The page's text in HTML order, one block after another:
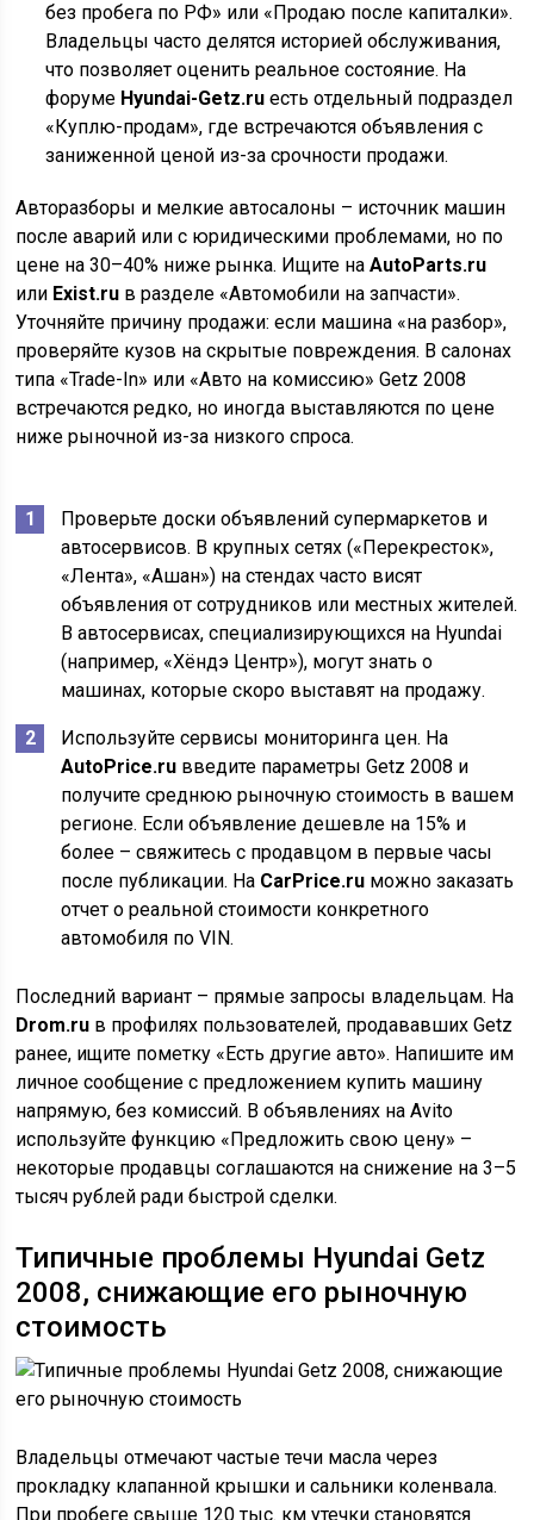
без пробега по РФ» или «Продаю после капиталки».
Владельцы часто делятся историей обслуживания,
что позволяет оценить реальное состояние. На
форуме Hyundai-Getz.ru есть отдельный подраздел
«Куплю-продам», где встречаются объявления с
заниженной ценой из-за срочности продажи.
Авторазборы и мелкие автосалоны – источник машин
после аварий или с юридическими проблемами, но по
цене на 30–40% ниже рынка. Ищите наAutoParts.ru
или Exist.ru в разделе «Автомобили на запчасти».
Уточняйте причину продажи: если машина «на разбор»,
проверяйте кузов на скрытые повреждения. В салонах
типа «Trade-In» или «Авто на комиссию» Getz 2008
встречаются редко, но иногда выставляются по цене
ниже рыночной из-за низкого спроса.
Проверьте доски объявлений супермаркетов и
автосервисов. В крупных сетях («Перекресток»,
«Лента», «Ашан») на стендах часто висят
объявления от сотрудников или местных жителей.
В автосервисах, специализирующихся на Hyundai
(например, «Хёндэ Центр»), могут знать о
машинах, которые скоро выставят на продажу.
Используйте сервисы мониторинга цен. На
AutoPrice.ru введите параметры Getz 2008 и
получите среднюю рыночную стоимость в вашем
регионе. Если объявление дешевле на 15% и
более – свяжитесь с продавцом в первые часы
после публикации. На CarPrice.ru можно заказать
отчет о реальной стоимости конкретного
автомобиля по VIN.
Последний вариант – прямые запросы владельцам. На
Drom.ru в профилях пользователей, продававших Getz
ранее, ищите пометку «Есть другие авто». Напишите им
личное сообщение с предложением купить машину
напрямую, без комиссий. В объявлениях на Avito
используйте функцию «Предложить свою цену» –
некоторые продавцы соглашаются на снижение на 3–5
тысяч рублей ради быстрой сделки.
Типичные проблемы Hyundai Getz
2008, снижающие его рыночную
стоимость
Владельцы отмечают частые течи масла через
прокладку клапанной крышки и сальники коленвала.
При пробеге свыше 120 тыс. км утечки становятся